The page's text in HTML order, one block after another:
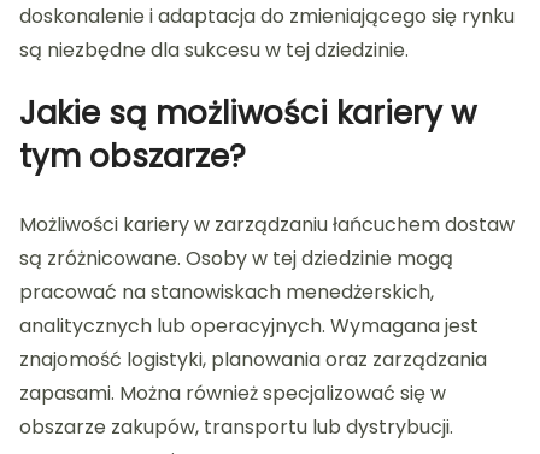
doskonalenie i adaptacja do zmieniającego się rynku
są niezbędne dla sukcesu w tej dziedzinie.
Jakie są możliwości kariery w
tym obszarze?
Możliwości kariery w zarządzaniu łańcuchem dostaw
są zróżnicowane. Osoby w tej dziedzinie mogą
pracować na stanowiskach menedżerskich,
analitycznych lub operacyjnych. Wymagana jest
znajomość logistyki, planowania oraz zarządzania
zapasami. Można również specjalizować się w
obszarze zakupów, transportu lub dystrybucji.